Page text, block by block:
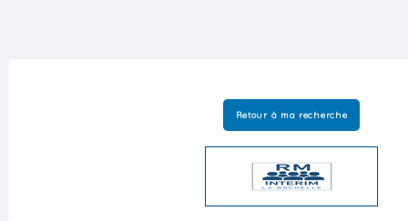
Retour à ma recherche